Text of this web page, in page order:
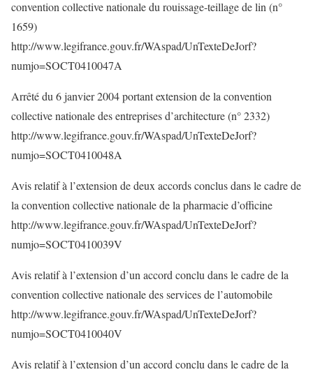
convention collective nationale du rouissage-teillage de lin (n°
1659)
http://www.legifrance.gouv.fr/WAspad/UnTexteDeJorf?
numjo=SOCT0410047A
Arrêté du 6 janvier 2004 portant extension de la convention
collective nationale des entreprises d’architecture (n° 2332)
http://www.legifrance.gouv.fr/WAspad/UnTexteDeJorf?
numjo=SOCT0410048A
Avis relatif à l’extension de deux accords conclus dans le cadre de
la convention collective nationale de la pharmacie d’officine
http://www.legifrance.gouv.fr/WAspad/UnTexteDeJorf?
numjo=SOCT0410039V
Avis relatif à l’extension d’un accord conclu dans le cadre de la
convention collective nationale des services de l’automobile
http://www.legifrance.gouv.fr/WAspad/UnTexteDeJorf?
numjo=SOCT0410040V
Avis relatif à l’extension d’un accord conclu dans le cadre de la